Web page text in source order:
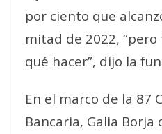
por ciento que
mitad de 2022,
qué hacer”, dijo la
En el marco de la 87
Bancaria, Galia Borja